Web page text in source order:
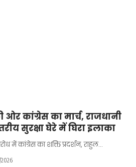
ओर कांग्रेस का मार्च, राजधानी
सुरक्षा घेरे में घिरा इलाका
में कांग्रेस का शक्ति प्रदर्शन, राहुल…
2026